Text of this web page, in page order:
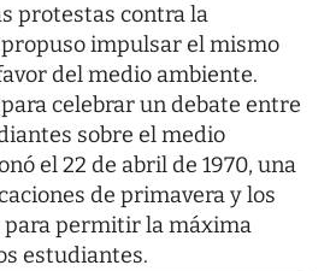
protestas contra la
impulsar el mismo
del medio ambiente.
celebrar un debate entre
sobre el medio
el 22 de abril de 1970, una
de primavera y los
para permitir la máxima
estudiantes.